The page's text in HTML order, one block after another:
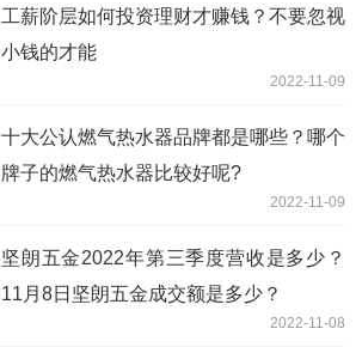
工薪阶层如何投资理财才赚钱？不要忽视
小钱的才能
2022-11-09
十大公认燃气热水器品牌都是哪些？哪个
牌子的燃气热水器比较好呢?
2022-11-09
坚朗五金2022年第三季度营收是多少？
11月8日坚朗五金成交额是多少？
2022-11-08